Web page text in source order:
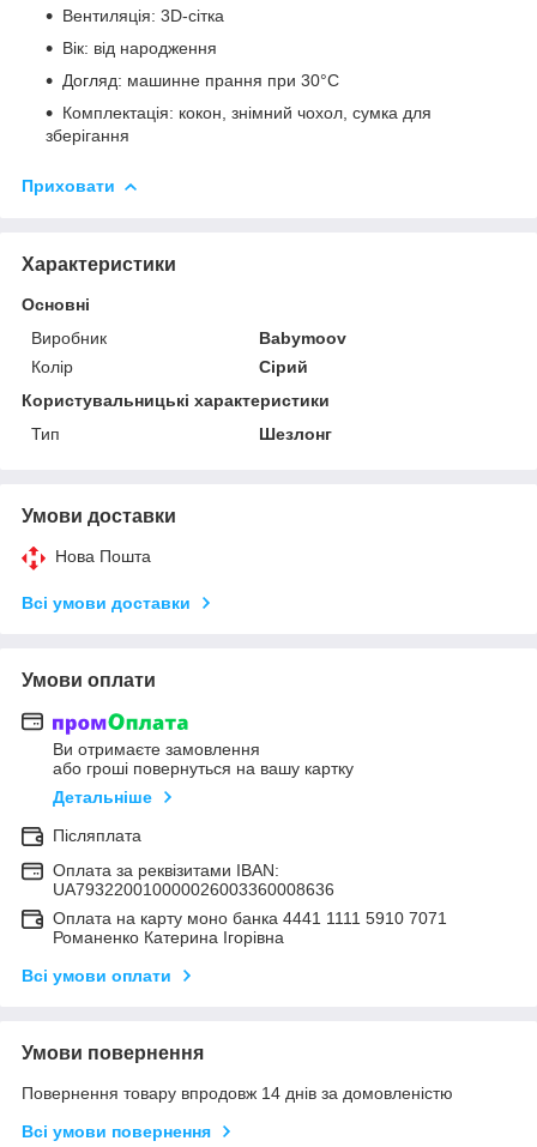
Вентиляція: 3D-сітка
Вік: від народження
Догляд: машинне прання при 30°C
Комплектація: кокон, знімний чохол, сумка для
зберігання
Приховати
Характеристики
Основні
Виробник
Babymoov
Колір
Сірий
Користувальницькі характеристики
Тип
Шезлонг
Умови доставки
Нова Пошта
Всі умови доставки
Умови оплати
Ви отримаєте замовлення
або гроші повернуться на вашу картку
Детальніше
Післяплата
Оплата за реквізитами IBAN:
UA793220010000026003360008636
Оплата на карту моно банка 4441 1111 5910 7071
Романенко Катерина Ігорівна
Всі умови оплати
Умови повернення
Повернення товару впродовж 14 днів за домовленістю
Всі умови повернення